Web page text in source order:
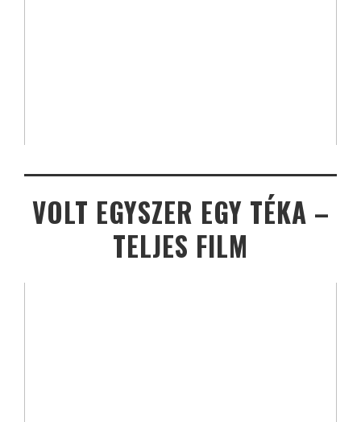
VOLT EGYSZER EGY TÉKA –
TELJES FILM